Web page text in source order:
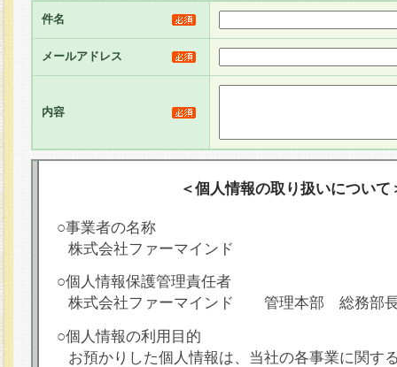
件名
メールアドレス
内容
＜個人情報の取り扱いについて
○事業者の名称
株式会社ファーマインド
○個人情報保護管理責任者
株式会社ファーマインド 管理本部 総務部
○個人情報の利用目的
お預かりした個人情報は、当社の各事業に関す